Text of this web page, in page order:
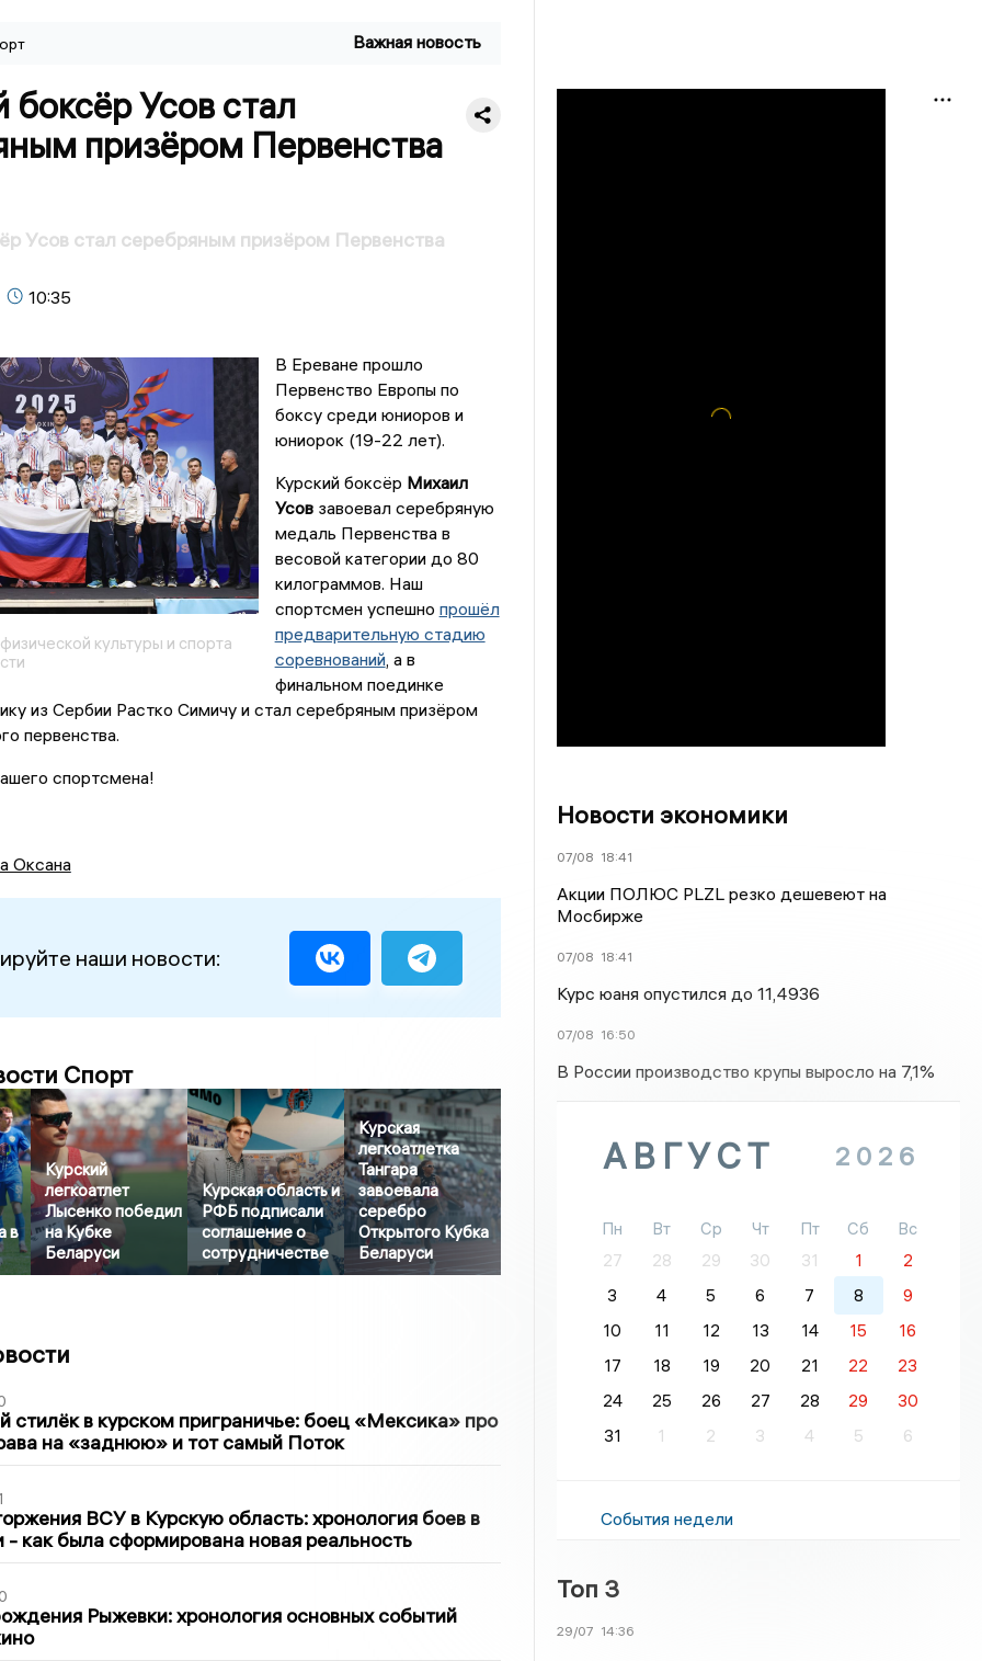
Важная новость
боксёр Усов стал
призёром Первенства
Усов стал серебряным призёром Первенства
10:35
культуры и спорта
В Ереване прошло
Первенство Европы по
боксу среди юниоров и
юниорок (19-22 лет).
Курский боксёр Михаил
Усовзавоевал серебряную
медаль Первенства в
весовой категории до 80
килограммов. Наш
спортсмен успешно прошёл
предварительную стадию
соревнований, а в
финальном поединке
из Сербии Растко Симичу и стал серебряным призёром
первенства.
спортсмена!
Оксана
наши новости:
Спорт
в
Курский
легкоатлет
Лысенко победил
на Кубке
Беларуси
Курская область и
РФБ подписали
соглашение о
сотрудничестве
Курская
легкоатлетка
Тангара
завоевала
серебро
Открытого Кубка
Беларуси
стилёк в курском приграничье: боец «Мексика» про
на «заднюю» и тот самый Поток
ВСУ в Курскую область: хронология боев в
- как была сформирована новая реальность
Рыжевки: хронология основных событий
Новости экономики
07/08 18:41
Акции ПОЛЮС PLZL резко дешевеют на
Мосбирже
07/08 18:41
Курс юаня опустился до 11,4936
07/08 16:50
В России производство крупы выросло на 7,1%
АВГУСТ 2026
Пн Вт Ср Чт Пт Сб
Вс
27
28 29 30 31 1
2
3
4 5 6 7 8
9
10
11 12 13 14 15
16
17
18 19 20 21 22
23
24
25 26 27 28 29
30
31
1 2 3 4 5 6
События недели
Топ 3
29/07 14:36